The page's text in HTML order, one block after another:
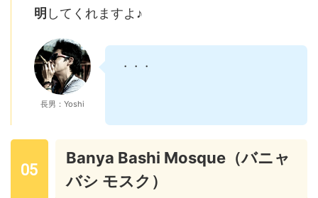
明 してくれますよ♪
長男：Yoshi
・・・
Banya Bashi Mosque（バニャ
バシ モスク）